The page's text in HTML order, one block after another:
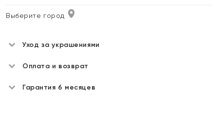
Выберите город
Уход за украшениями
Оплата и возврат
Гарантия 6 месяцев